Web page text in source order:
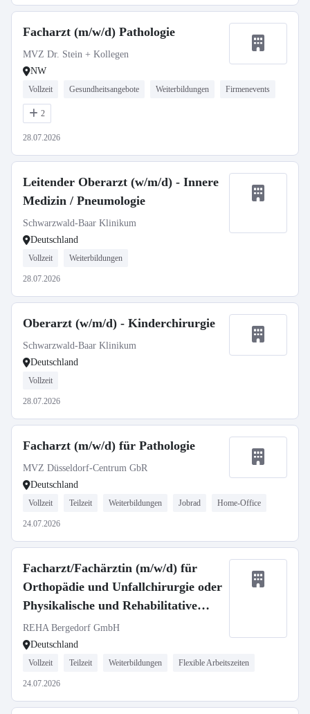
Facharzt (m/w/d) Pathologie
MVZ Dr. Stein + Kollegen
NW
Vollzeit Gesundheitsangebote Weiterbildungen Firmenevents
2
28.07.2026
Leitender Oberarzt (w/m/d) - Innere
Medizin / Pneumologie
Schwarzwald-Baar Klinikum
Deutschland
Vollzeit Weiterbildungen
28.07.2026
Oberarzt (w/m/d) - Kinderchirurgie
Schwarzwald-Baar Klinikum
Deutschland
Vollzeit
28.07.2026
Facharzt (m/w/d) für Pathologie
MVZ Düsseldorf-Centrum GbR
Deutschland
Vollzeit Teilzeit Weiterbildungen Jobrad Home-Office
24.07.2026
Facharzt/Fachärztin (m/w/d) für
Orthopädie und Unfallchirurgie oder
Physikalische und Rehabilitative
Medizin
REHA Bergedorf GmbH
Deutschland
Vollzeit Teilzeit Weiterbildungen Flexible Arbeitszeiten
24.07.2026